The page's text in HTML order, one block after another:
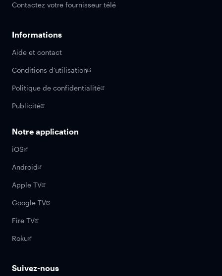
Contactez votre fournisseur télé
Informations
Aide et contact
Conditions d'utilisation
Politique de confidentialité
Publicité
Notre application
iOS
Android
Apple TV
Google TV
Fire TV
Roku
Suivez-nous